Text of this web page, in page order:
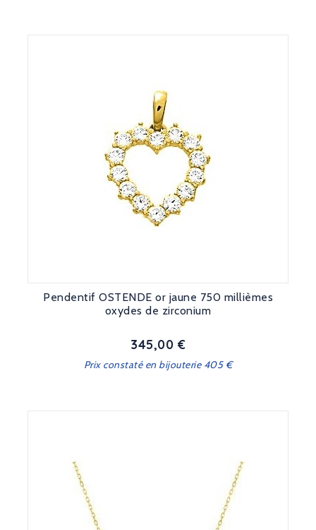
Pendentif OSTENDE or jaune 750 millièmes
oxydes de zirconium
Prix
345,00 €
Prix constaté en bijouterie 405 €